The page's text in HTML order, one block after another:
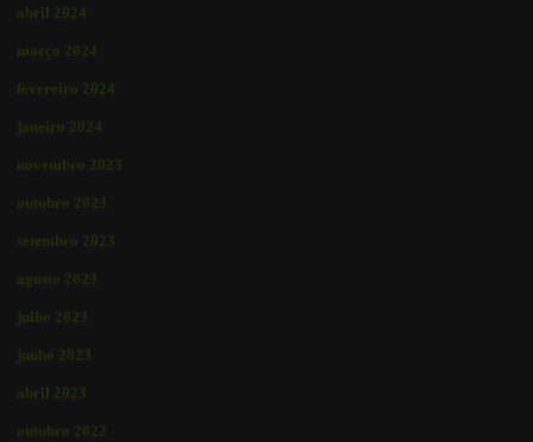
abril 2024
março 2024
fevereiro 2024
janeiro 2024
novembro 2023
outubro 2023
setembro 2023
agosto 2023
julho 2023
junho 2023
abril 2023
outubro 2022